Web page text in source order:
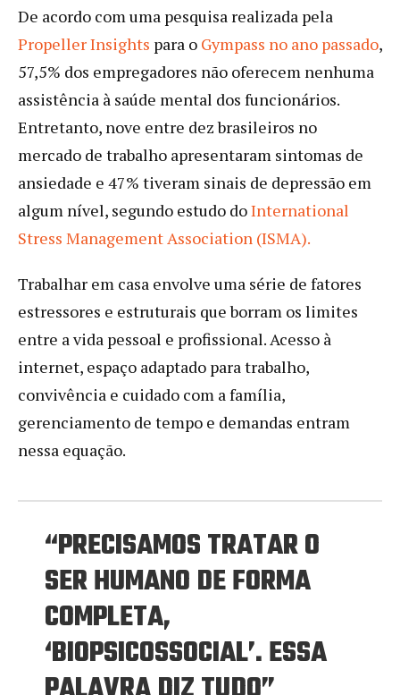
De acordo com uma pesquisa realizada pela
Propeller Insights para o Gympass no ano passado,
57,5% dos empregadores não oferecem nenhuma
assistência à saúde mental dos funcionários.
Entretanto, nove entre dez brasileiros no
mercado de trabalho apresentaram sintomas de
ansiedade e 47% tiveram sinais de depressão em
algum nível, segundo estudo doInternational
Stress Management Association (ISMA).
Trabalhar em casa envolve uma série de fatores
estressores e estruturais que borram os limites
entre a vida pessoal e profissional. Acesso à
internet, espaço adaptado para trabalho,
convivência e cuidado com a família,
gerenciamento de tempo e demandas entram
nessa equação.
“PRECISAMOS TRATAR O
SER HUMANO DE FORMA
COMPLETA,
‘BIOPSICOSSOCIAL’. ESSA